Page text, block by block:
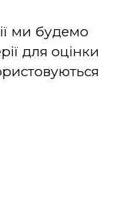
ми будемо
для оцінки